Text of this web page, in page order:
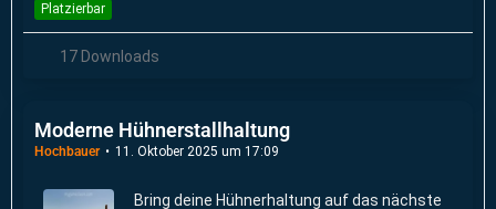
Platzierbar
17 Downloads
Moderne Hühnerstallhaltung
Hochbauer 11. Oktober 2025 um 17:09
Bring deine Hühnerhaltung auf das nächste